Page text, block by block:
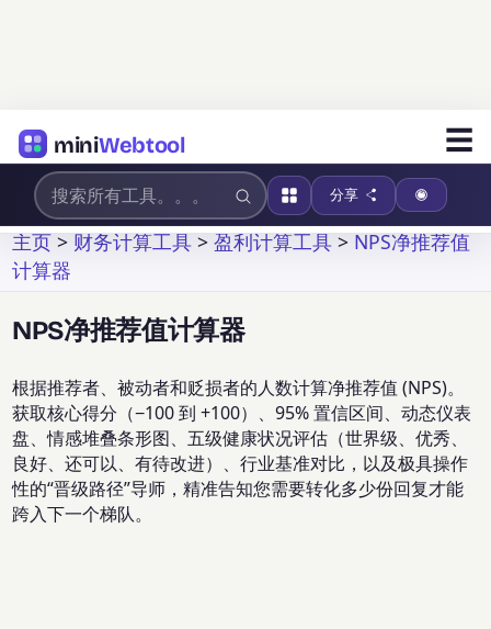
miniWebtool ☰
分享
主页>财务计算工具>盈利计算工具>NPS净推荐值
计算器
NPS净推荐值计算器
根据推荐者、被动者和贬损者的人数计算净推荐值 (NPS)。
获取核心得分（−100 到 +100）、95% 置信区间、动态仪表
盘、情感堆叠条形图、五级健康状况评估（世界级、优秀、
良好、还可以、有待改进）、行业基准对比，以及极具操作
性的“晋级路径”导师，精准告知您需要转化多少份回复才能
跨入下一个梯队。